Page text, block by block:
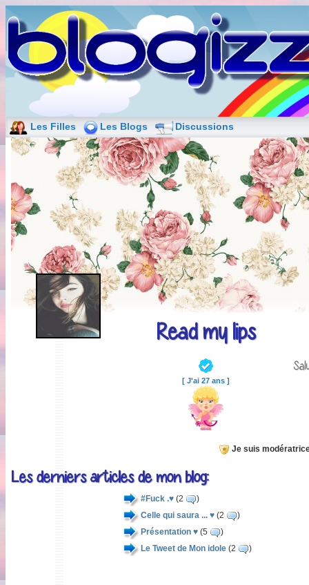
Les Filles Les Blogs Discussions
Read my lips
[ J'ai 27 ans ]
Je suis
Les derniers articles de mon blog:
#Fuck .♥ (2
)
Celle qui saura ... ♥ (2
)
Présentation ♥ (5
)
Le Tweet de Mon idole (2 )